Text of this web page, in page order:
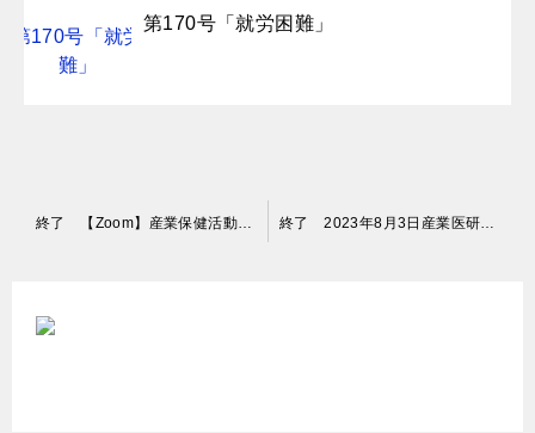
第170号「就労困難」